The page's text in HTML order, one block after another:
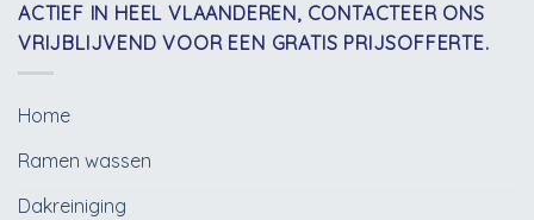
ACTIEF IN HEEL VLAANDEREN, CONTACTEER ONS
VRIJBLIJVEND VOOR EEN GRATIS PRIJSOFFERTE.
Home
Ramen wassen
Dakreiniging